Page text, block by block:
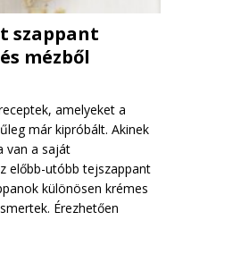
szappant
mézből
amelyeket a
már kipróbált. Akinek
van a saját
előbb-utóbb tejszappant
különösen krémes
Érezhetően